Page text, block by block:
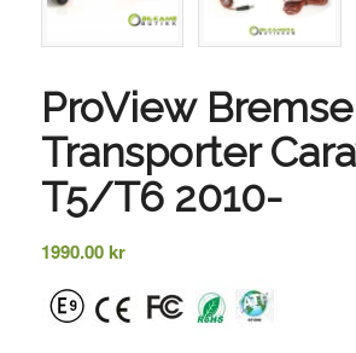
ProView
Transporter
T5/T6 2010-
1990.00kr